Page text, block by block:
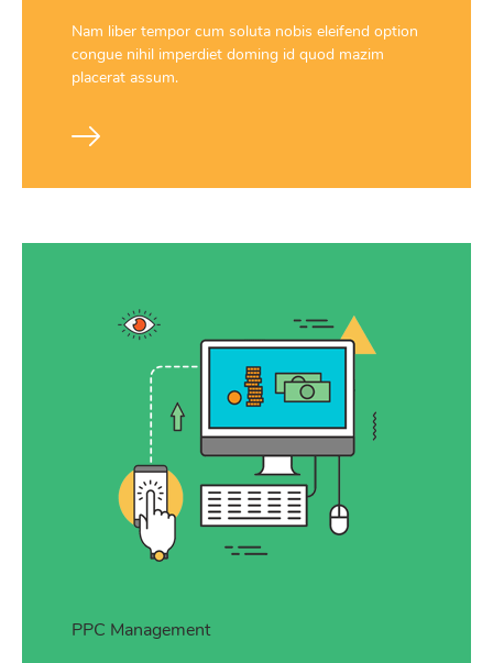
Nam liber tempor cum soluta nobis eleifend option
congue nihil imperdiet doming id quod mazim
placerat assum.
PPC Management